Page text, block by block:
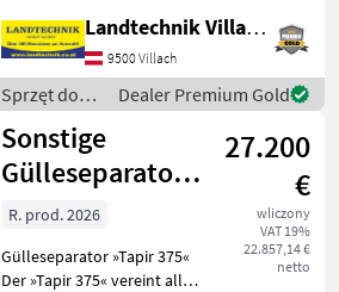
tandemową, z hydrauliczną
osią wleczoną, z oponami:
650/55R26, 5, hamulcami
pneumatycznymi,
Landtechnik Villach GmbH
9500 Villach
Sprzęt do
nawożenia i
nawadniania
/ Joskin
Dealer Premium Gold
Sonstige
Gülleseparator
»Tapir 375« - im
Komplettset (mi
27.200
€
wliczony
VAT 19%
22.857,14 €
netto
R. prod. 2026
Gülleseparator »Tapir 375«
Der »Tapir 375« vereint alle